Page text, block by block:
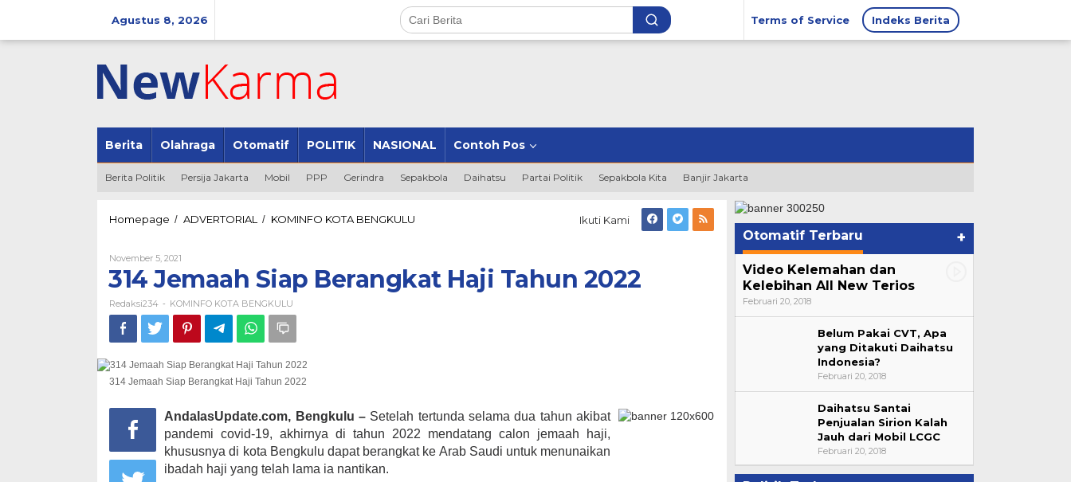
Agustus 8, 2026 Terms of Service Indeks Berita
Berita Olahraga Otomatif POLITIK NASIONAL Contoh Pos
Berita Politik Persija Jakarta Mobil PPP Gerindra Sepakbola Daihatsu Partai Politik Sepakbola Kita Banjir Jakarta
Homepage / ADVERTORIAL / KOMINFO KOTA BENGKULU
Haji
Tahun
Ikuti Kami
November 5, 2021
314 Jemaah Siap Berangkat Haji Tahun 2022
Redaksi234 - KOMINFO KOTA BENGKULU
314 Jemaah Siap Berangkat Haji Tahun 2022
AndalasUpdate.com, Bengkulu – Setelah tertunda selama dua tahun akibat
pandemi covid-19, akhirnya di tahun 2022 mendatang calon jemaah haji,
khususnya di kota Bengkulu dapat berangkat ke Arab Saudi untuk menunaikan
ibadah haji yang telah lama ia nantikan.
Otomatif Terbaru +
Video Kelemahan dan
Kelebihan All New Terios
Februari 20, 2018
Belum Pakai CVT, Apa
yang Ditakuti Daihatsu
Indonesia?
Februari 20, 2018
Daihatsu Santai
Penjualan Sirion Kalah
Jauh dari Mobil LCGC
Februari 20, 2018
Kampanye, Helmi Hasan Di
Kabupaten Kaur Janjikan Satu
desa Satu Ambulans
Di KOMINFO KOTA BENGKULU,
Bupati Ahmad Hijazi, Hadiri
Paripurna Hasil Penetapan
Paslon Bupati dan Wabup Te…